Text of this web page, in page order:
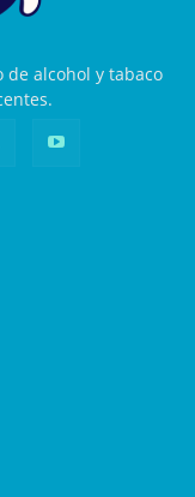
de alcohol y tabaco